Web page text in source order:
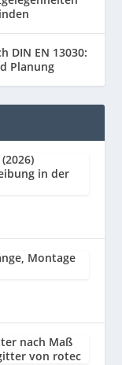
DIN EN 13030:
Planung
in der
Montage
nach Maß
von rotec